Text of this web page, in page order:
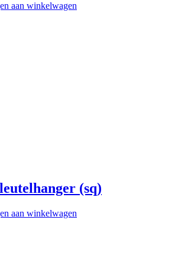
aan winkelwagen
(sq)
aan winkelwagen